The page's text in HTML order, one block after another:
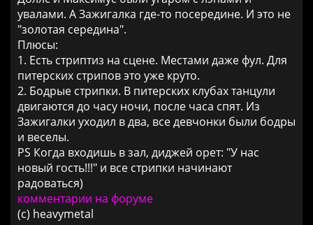
увалами. А Зажигалка где-то посередине. И это не
"золотая середина".
Плюсы:
1. Есть стриптиз на сцене. Местами даже фул. Для
питерских стрипов это уже круто.
2. Бодрые стрипки. В питерских клубах танцули
двигаются до часу ночи, после часа спят. Из
Зажигалки уходил в два, все девчонки были бодры
и веселы.
PS Когда входишь в зал, диджей орет: "У нас
новый гость!!!" и все стрипки начинают
радоваться)
комментарии на форуме
(c) heavymetal